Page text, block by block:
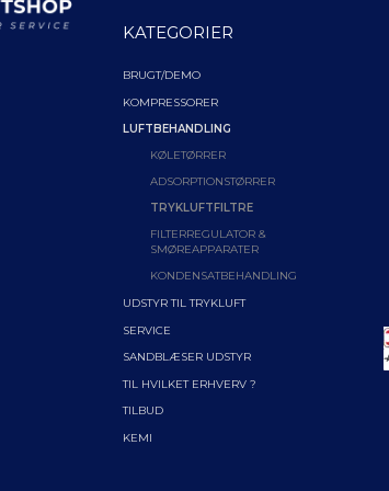
KATEGORIER
BRUGT/DEMO
KOMPRESSORER
LUFTBEHANDLING
KØLETØRRER
ADSORPTIONSTØRRER
TRYKLUFTFILTRE
FILTERREGULATOR &
SMØREAPPARATER
KONDENSATBEHANDLING
UDSTYR TIL TRYKLUFT
SERVICE
SANDBLÆSER UDSTYR
TIL HVILKET ERHVERV ?
TILBUD
KEMI